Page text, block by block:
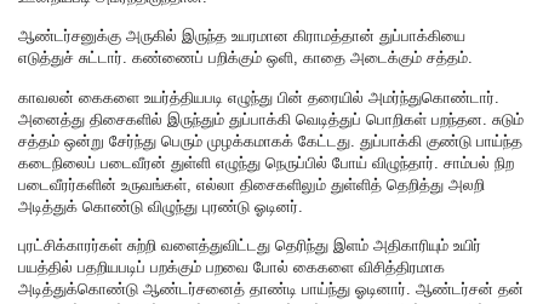
ஆண்டர்சனுக்கு அருகில் இருந்த உயரமான கிராமத்தான் துப்பாக்கியை
எடுத்துச் சுட்டார். கண்ணைப் பறிக்கும் ஒளி, காதை அடைக்கும் சத்தம்.
காவலன் கைகளை உயர்த்தியபடி எழுந்து பின் தரையில் அமர்ந்துகொண்டார்.
அனைத்து திசைகளில் இருந்தும் துப்பாக்கி வெடித்துப் பொறிகள் பறந்தன. சுடும்
சத்தம் ஒன்று சேர்ந்து பெரும் முழக்கமாகக் கேட்டது. துப்பாக்கி குண்டு பாய்ந்த
கடைநிலைப் படைவீரன் துள்ளி எழுந்து நெருப்பில் போய் விழுந்தார். சாம்பல் நிற
படைவீரர்களின் உருவங்கள், எல்லா திசைகளிலும் துள்ளித் தெறித்து அலறி
அடித்துக் கொண்டு விழுந்து புரண்டு ஓடினர்.
புரட்சிக்காரர்கள் சுற்றி வளைத்துவிட்டது தெரிந்து இளம் அதிகாரியும் உயிர்
பயத்தில் பதறியபடிப் பறக்கும் பறவை போல் கைகளை விசித்திரமாக
அடித்துக்கொண்டு ஆண்டர்சனைத் தாண்டி பாய்ந்து ஓடினார். ஆண்டர்சன் தன்